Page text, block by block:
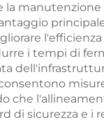
manutenzione
l'efficienza
i tempi di
che
di sicurezza e i